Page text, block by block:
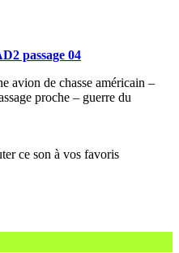
passage 04
avion de chasse américain –
proche – guerre du